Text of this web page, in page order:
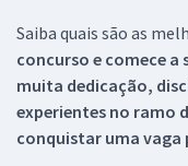
Saiba quais são as
concurso e comece a
muita dedicação,
experientes no ramo
conquistar uma vaga